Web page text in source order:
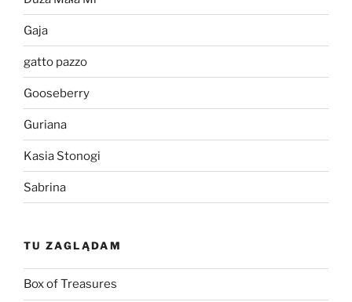
Gaja
gatto pazzo
Gooseberry
Guriana
Kasia Stonogi
Sabrina
TU ZAGLĄDAM
Box of Treasures